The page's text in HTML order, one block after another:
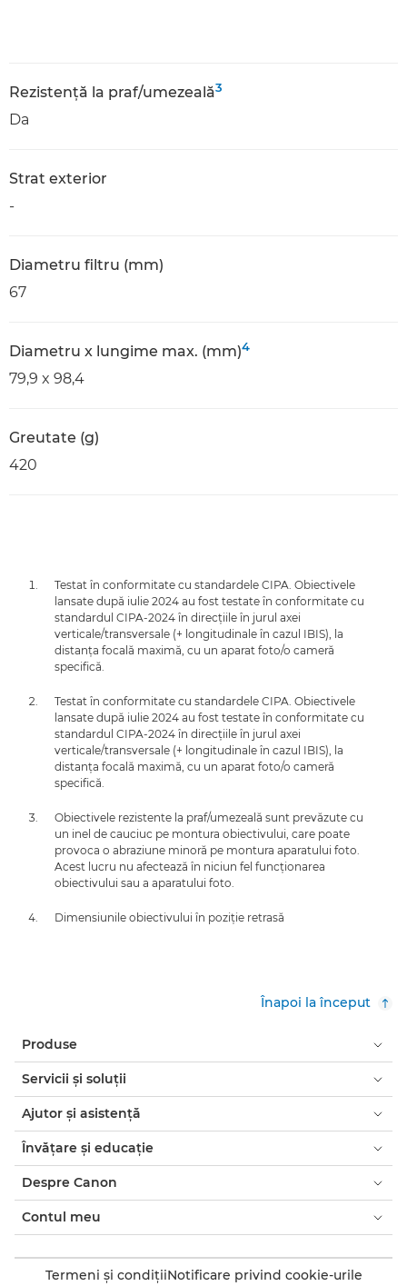
Rezistenţă la praf/umezeală3
Da
Strat exterior
-
Diametru filtru (mm)
67
Diametru x lungime max. (mm)4
79,9 x 98,4
Greutate (g)
420
Testat în conformitate cu standardele CIPA. Obiectivele
lansate după iulie 2024 au fost testate în conformitate cu
standardul CIPA-2024 în direcţiile în jurul axei
verticale/transversale (+ longitudinale în cazul IBIS), la
distanţa focală maximă, cu un aparat foto/o cameră
specifică.
Testat în conformitate cu standardele CIPA. Obiectivele
lansate după iulie 2024 au fost testate în conformitate cu
standardul CIPA-2024 în direcţiile în jurul axei
verticale/transversale (+ longitudinale în cazul IBIS), la
distanţa focală maximă, cu un aparat foto/o cameră
specifică.
Obiectivele rezistente la praf/umezeală sunt prevăzute cu
un inel de cauciuc pe montura obiectivului, care poate
provoca o abraziune minoră pe montura aparatului foto.
Acest lucru nu afectează în niciun fel funcţionarea
obiectivului sau a aparatului foto.
Dimensiunile obiectivului în poziţie retrasă
Înapoi la început
Produse
Servicii şi soluţii
Ajutor şi asistenţă
Învăţare şi educaţie
Despre Canon
Contul meu
Termeni şi condiţiiNotificare privind cookie-urile